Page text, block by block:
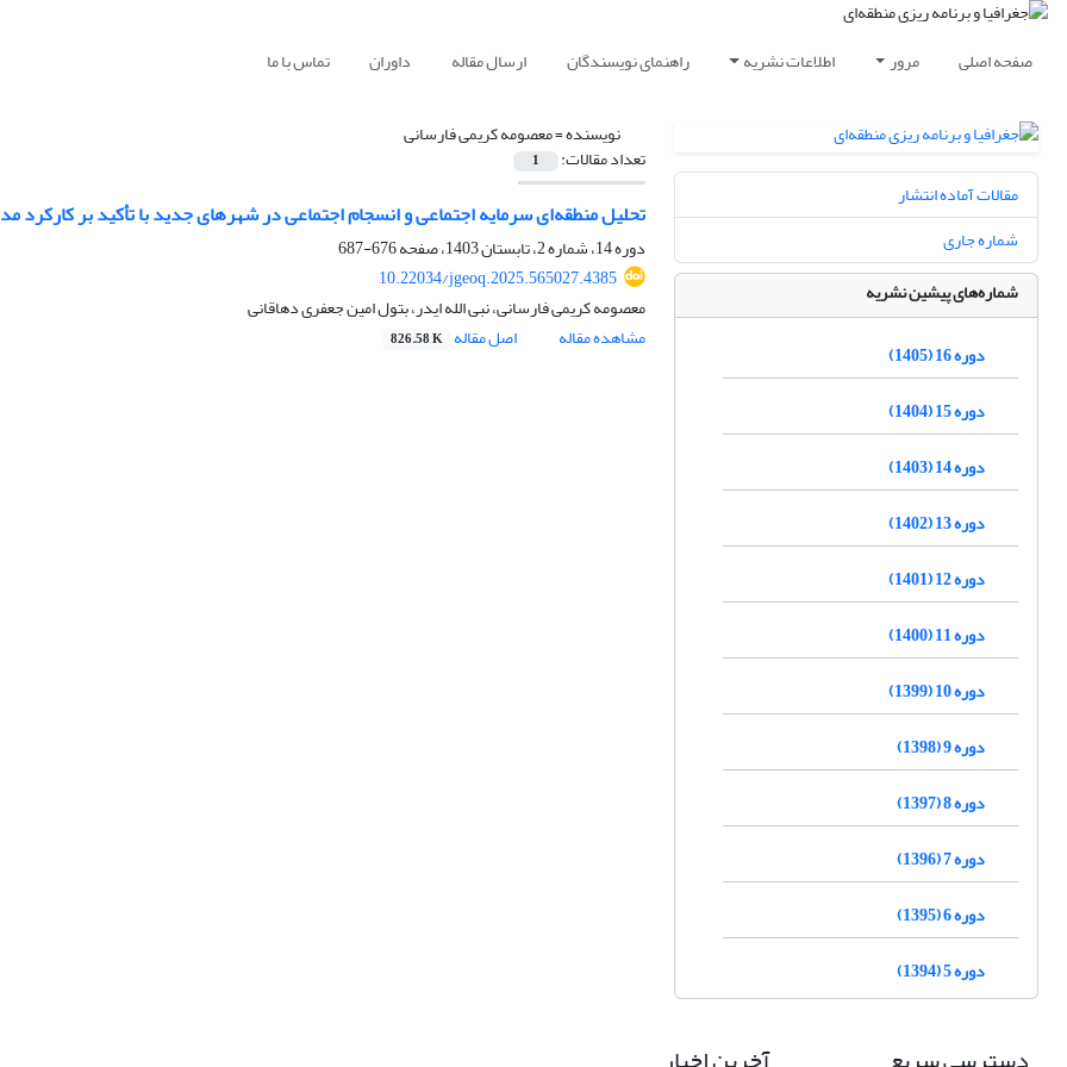
صفحه اصلی مرور اطلاعات نشریه راهنمای نویسندگان ارسال مقاله داوران تماس با ما
نویسنده =معصومه کریمی فارسانی
تعداد مقالات: 1
تحلیل منطقه‌ای سرمایه اجتماعی و انسجام اجتماعی در شهرهای جدید با تأکید بر کارکرد
دوره 14، شماره 2، تابستان 1403، صفحه
676-687
10.22034/jgeoq.2025.565027.4385
معصومه کریمی فارسانی، نبی الله ایدر، بتول امین جعفری دهاقانی
مشاهده مقاله
اصل مقاله 826.58 K
مقالات آماده انتشار
شماره جاری
شماره‌های پیشین نشریه
دوره 16 (1405)
دوره 15 (1404)
دوره 14 (1403)
دوره 13 (1402)
دوره 12 (1401)
دوره 11 (1400)
دوره 10 (1399)
دوره 9 (1398)
دوره 8 (1397)
دوره 7 (1396)
دوره 6 (1395)
دوره 5 (1394)